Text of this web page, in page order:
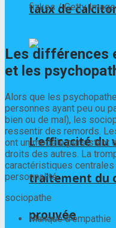
taux de
L’efficacité du
traitement du
prouvée
fizkes / Getty
Les différences
et les
Alors que les
personnes ayant peu ou
bien ou de mal), les
ressentir des remords.
ont un modèle persistant
droits des autres. La
caractéristiques
personnalité.
sociopathe
Manque d’empathie